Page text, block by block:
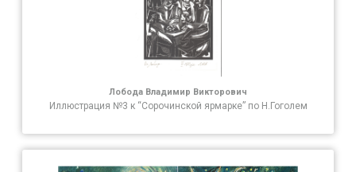
Лобода Владимир Викторович
Иллюстрация №3 к “Сорочинской ярмарке” по Н.Гоголем